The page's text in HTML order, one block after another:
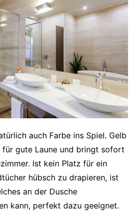
auch Farbe ins Spiel. Gelb
für gute Laune und bringt sofort
Ist kein Platz für ein
hübsch zu drapieren, ist
an der Dusche
kann, perfekt dazu geeignet.